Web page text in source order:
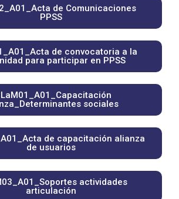
de Comunicaciones
PPSS
de convocatoria a la
para participar en PPSS
sociales
de capacitación alianza
de usuarios
actividades
articulación